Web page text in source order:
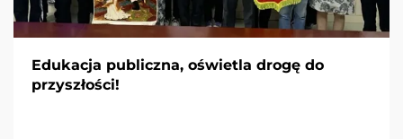
Edukacja publiczna, oświetla drogę do
przyszłości!